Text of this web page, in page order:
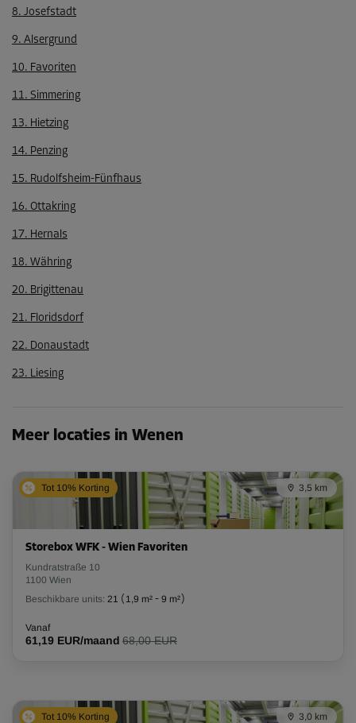
8. Josefstadt
9. Alsergrund
10. Favoriten
11. Simmering
13. Hietzing
14. Penzing
15. Rudolfsheim-Fünfhaus
16. Ottakring
17. Hernals
18. Währing
20. Brigittenau
21. Floridsdorf
22. Donaustadt
23. Liesing
Meer locaties in Wenen
Tot 10% Korting 3,5 km
Storebox WFK - Wien Favoriten
Kundratstraße 10
1100 Wien
Beschikbare units: 21 ( 1,9 m² - 9 m²)
Vanaf
61,19 EUR/maand 68,00 EUR
Tot 10% Korting 3,0 km